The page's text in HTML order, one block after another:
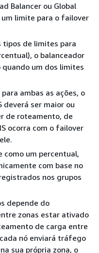
Balancer ou Global
limite para o failover
tipos de limites para
o balanceador
um dos limites
ambas as ações, o
deverá ser maior ou
de roteamento, de
ocorra com o failover
como um percentual,
com base no
nos grupos
depende do
zonas estar ativado
de carga entre
nó enviará tráfego
sua própria zona, o